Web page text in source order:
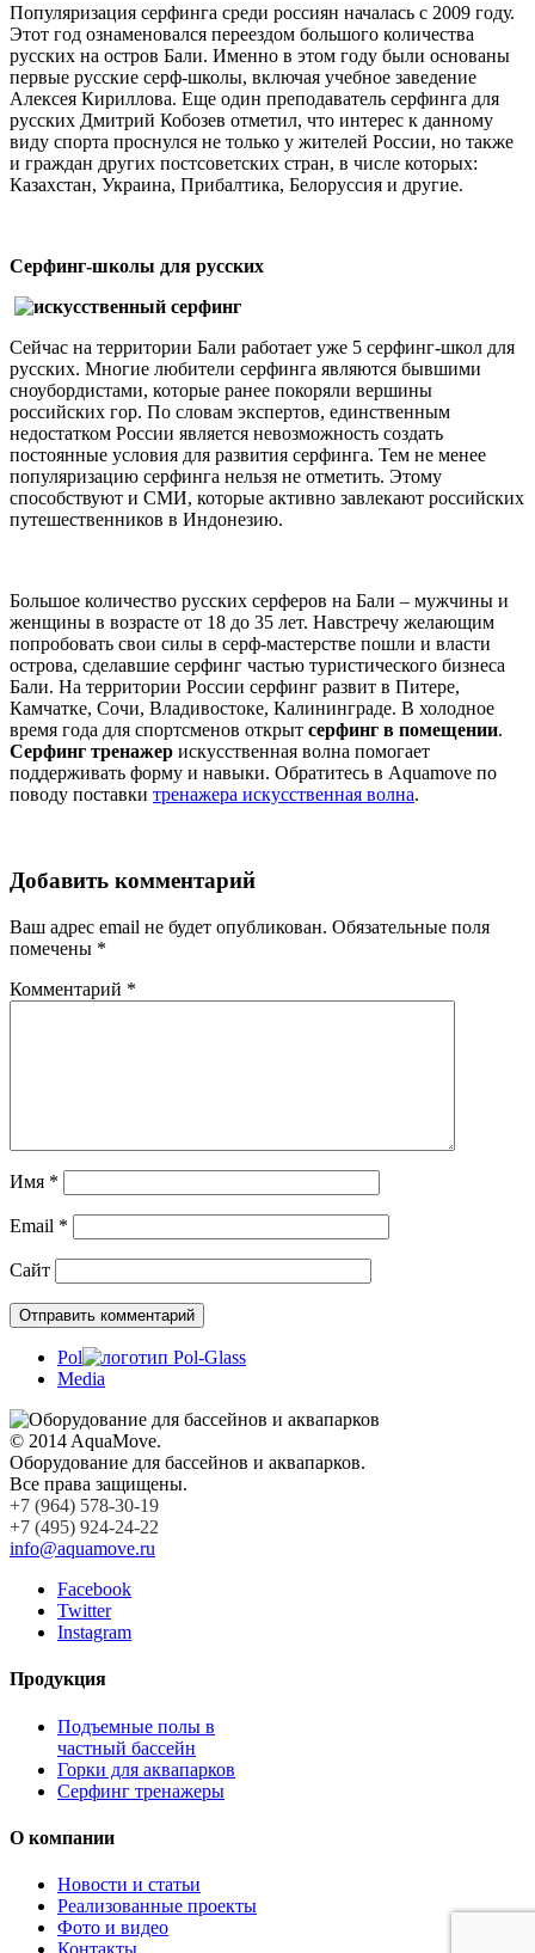
Популяризация серфинга среди россиян началась с 2009 году.
Этот год ознаменовался переездом большого количества
русских на остров Бали. Именно в этом году были основаны
первые русские серф-школы, включая учебное заведение
Алексея Кириллова. Еще один преподаватель серфинга для
русских Дмитрий Кобозев отметил, что интерес к данному
виду спорта проснулся не только у жителей России, но также
и граждан других постсоветских стран, в числе которых:
Казахстан, Украина, Прибалтика, Белоруссия и другие.
Серфинг-школы для русских
Сейчас на территории Бали работает уже 5 серфинг-школ для
русских. Многие любители серфинга являются бывшими
сноубордистами, которые ранее покоряли вершины
российских гор. По словам экспертов, единственным
недостатком России является невозможность создать
постоянные условия для развития серфинга. Тем не менее
популяризацию серфинга нельзя не отметить. Этому
способствуют и СМИ, которые активно завлекают российских
путешественников в Индонезию.
Большое количество русских серферов на Бали – мужчины и
женщины в возрасте от 18 до 35 лет. Навстречу желающим
попробовать свои силы в серф-мастерстве пошли и власти
острова, сделавшие серфинг частью туристического бизнеса
Бали. На территории России серфинг развит в Питере,
Камчатке, Сочи, Владивостоке, Калининграде. В холодное
время года для спортсменов открыт серфинг в помещении.
Серфинг тренажер искусственная волна помогает
поддерживать форму и навыки. Обратитесь в Aquamove по
поводу поставки тренажера искусственная волна.
Добавить комментарий
Ваш адрес email не будет опубликован. Обязательные поля
помечены *
Комментарий *
Имя *
Email *
Сайт
Pol
Media
© 2014 AquaMove.
Оборудование для бассейнов и аквапарков.
Все права защищены.
+7 (964) 578-30-19
+7 (495) 924-24-22
info@aquamove.ru
Facebook
Twitter
Instagram
Продукция
Подъемные полы в
частный бассейн
Горки для аквапарков
Серфинг тренажеры
О компании
Новости и статьи
Реализованные проекты
Фото и видео